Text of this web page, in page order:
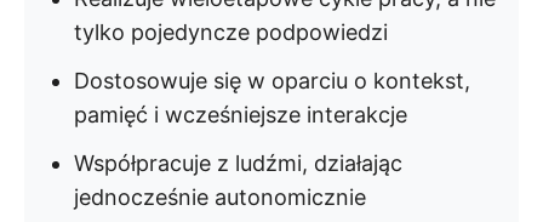
tylko pojedyncze podpowiedzi
Dostosowuje się w oparciu o kontekst,
pamięć i wcześniejsze interakcje
Współpracuje z ludźmi, działając
jednocześnie autonomicznie